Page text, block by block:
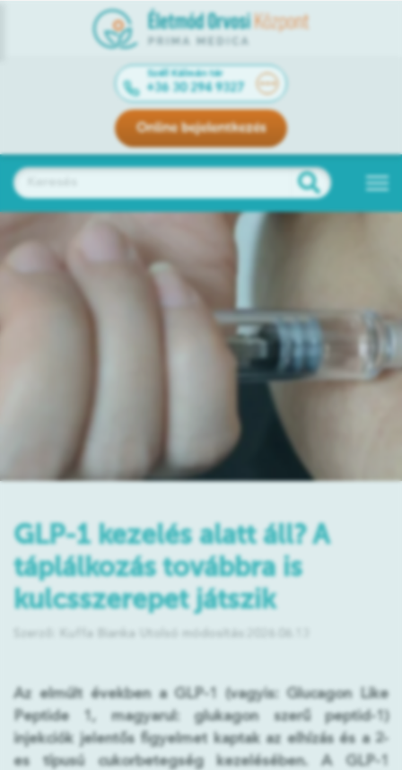
Széll Kálmán tér
+36 30 294 9327
Online bejelentkezés
GLP-1 kezelés alatt áll? A
táplálkozás továbbra is
kulcsszerepet játszik
Szerző: Kuffa Bianka
Az elmúlt években a GLP-1 (vagyis: Glucagon Like
Peptide 1, magyarul: glukagon szerű peptid-1)
injekciók jelentős figyelmet kaptak az elhízás és a 2-
es típusú cukorbetegség kezelésében. A GLP-1